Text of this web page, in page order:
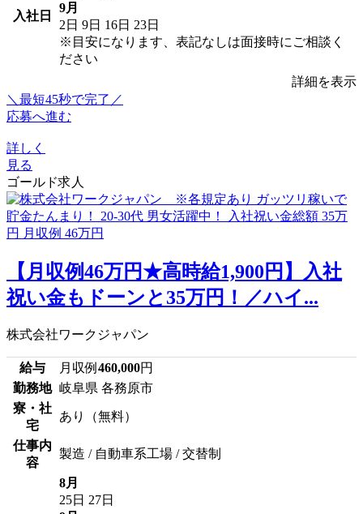
入社日
9月
2日 9日 16日 23日
※目安になります、表記なしは面接時にご相談く
ださい
詳細を表示
＼最短45秒で完了／
応募へ進む
詳しく
見る
ゴールド求人
【月収例46万円★高時給1,900円】入社
祝い金もドーンと35万円！／ハイ...
株式会社ワークジャパン
給与 月収例 460,000円
勤務地 岐阜県 各務原市
寮・社
宅
あり（無料）
仕事内
容
製造 / 自動車系工場 / 交替制
8月
25日 27日